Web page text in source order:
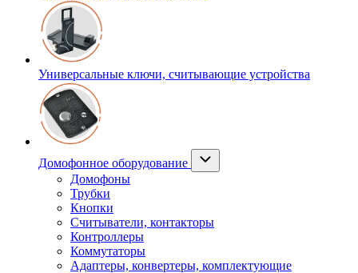
Универсальные ключи, считывающие устройства
Домофонное оборудование
Домофоны
Трубки
Кнопки
Считыватели, контакторы
Контроллеры
Коммутаторы
Адаптеры, конвертеры, комплектующие